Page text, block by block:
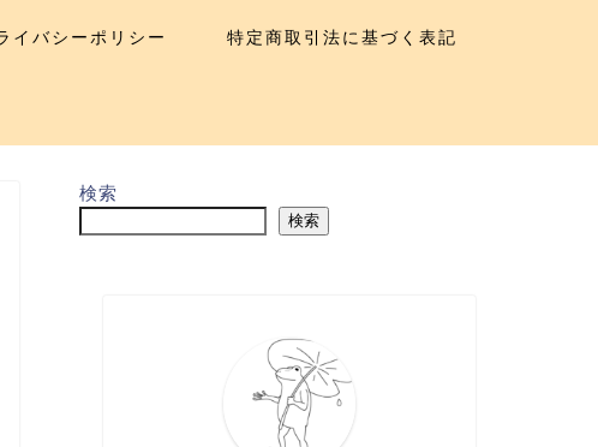
イバシーポリシー 特定商取引法に基づく表記
検索
検索